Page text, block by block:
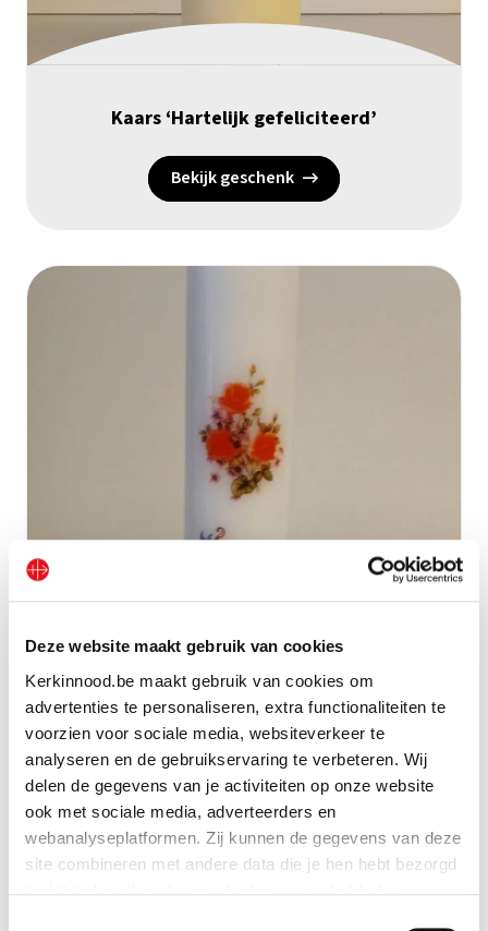
Deze website maakt gebruik van cookies
Kerkinnood.be maakt gebruik van cookies om
advertenties te personaliseren, extra functionaliteiten te
voorzien voor sociale media, websiteverkeer te
analyseren en de gebruikservaring te verbeteren. Wij
delen de gegevens van je activiteiten op onze website
ook met sociale media, adverteerders en
webanalyseplatformen. Zij kunnen de gegevens van deze
site combineren met andere data die je hen hebt bezorgd
Kaars ‘Hartelijk gefeliciteerd’
Bekijk geschenk
Bekijk geschenk